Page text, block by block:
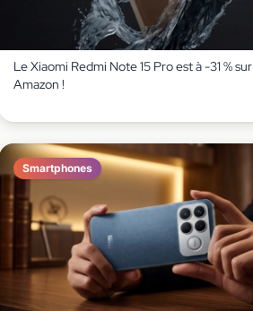
Le Xiaomi Redmi Note 15 Pro est à -31 % sur
Amazon !
Smartphones